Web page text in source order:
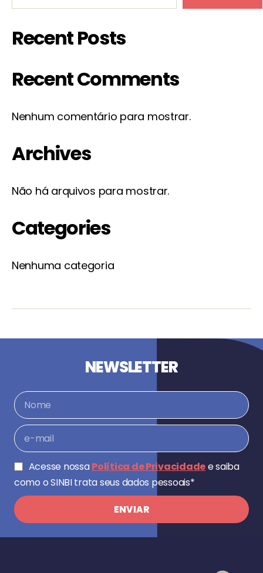
Recent Posts
Recent Comments
Nenhum comentário para mostrar.
Archives
Não há arquivos para mostrar.
Categories
Nenhuma categoria
NEWSLETTER
Acesse nossaPolítica de Privacidadee saiba
como o SINBI trata seus dados pessoais*
ENVIAR